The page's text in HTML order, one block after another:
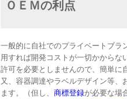
ＯＥＭの利点
一般的に自社でのプライベートブラ
用すれば開発コストが一切かからな
許可を必要としませんので、簡単に
又、容器調達やラベルデザイン等、
ます。（但し、 商標登録が必要な場